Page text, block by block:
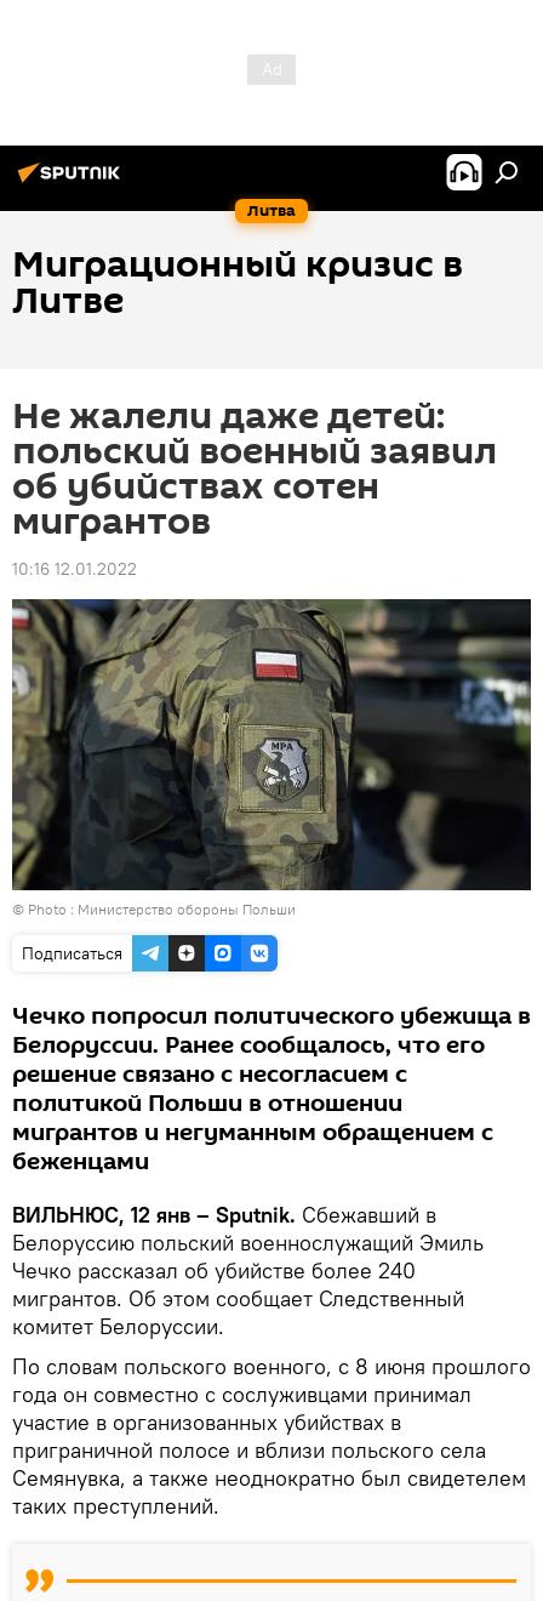
Литва
Миграционный кризис в
Литве
Не жалели даже детей:
польский военный заявил
об убийствах сотен
мигрантов
10:16 12.01.2022
© Photo : Министерство обороны Польши
Подписаться
Чечко попросил политического убежища в
Белоруссии. Ранее сообщалось, что его
решение связано с несогласием с
политикой Польши в отношении
мигрантов и негуманным обращением с
беженцами
ВИЛЬНЮС, 12 янв – Sputnik. Сбежавший в
Белоруссию польский военнослужащий Эмиль
Чечко рассказал об убийстве более 240
мигрантов. Об этом сообщает Следственный
комитет Белоруссии.
По словам польского военного, с 8 июня прошлого
года он совместно с сослуживцами принимал
участие в организованных убийствах в
приграничной полосе и вблизи польского села
Семянувка, а также неоднократно был свидетелем
таких преступлений.